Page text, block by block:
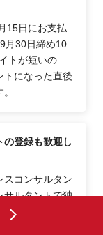
15日にお支払
月30日締め10
トが短いの
トになった直後
の登録も歓迎し
スコンサルタン
サルタントで独
きにタイムリ
さい。